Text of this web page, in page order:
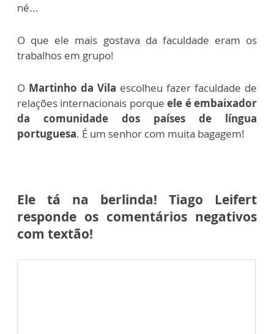
né...
O que ele mais gostava da faculdade eram os
trabalhos em grupo!
O Martinho da Vila escolheu fazer faculdade de
relações internacionais porqueele é embaixador
da comunidade dos países de língua
portuguesa. É um senhor com muita bagagem!
Ele tá na berlinda! Tiago Leifert
responde os comentários negativos
com textão!